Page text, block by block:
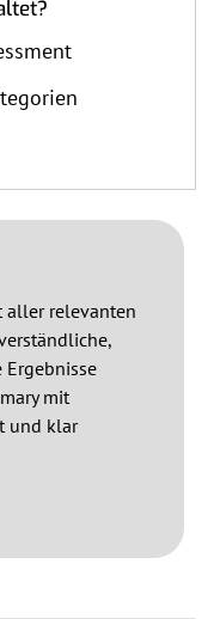
aller relevanten
Ergebnisse
mit
und klar